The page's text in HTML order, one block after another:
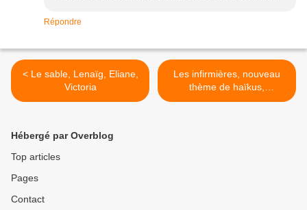
Répondre
< Le sable, Lenaïg, Eliane,
Victoria
Les infirmières, nouveau
thème de haïkus,
proposition d'Éliane >
Hébergé par Overblog
Top articles
Pages
Contact